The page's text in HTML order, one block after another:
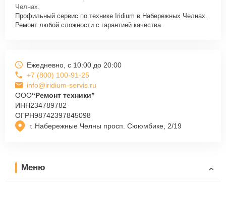
вопросам, запишут на диагностику, подскажут с вариантами
курьерской доставки или оформят выезд мастера в удобное время
и место.
Челнах.
Профильный сервис по технике Iridium в Набережных Челнах.
Ремонт любой сложности с гарантией качества.
г. Набережные Челны просп. Сююмбике, 2/19
Ежедневно, с 10:00 до 20:00
+7 (800) 100-91-25
info@iridium-servis.ru
ООО“Ремонт техники”
ИНН234789782
ОГРН98742397845098
Меню